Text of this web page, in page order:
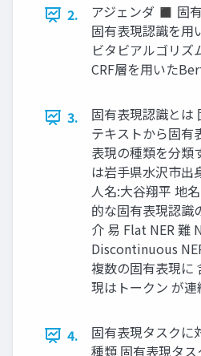
2.
アジェンダ ◼ 固
固有表現認識を
ビタビアルゴリ
CRF層を用いた
3.
固有表現認識とは
テキストから固有
表現の種類を分類
は岩手県水沢市出
人名:大谷翔平 地
的な固有表現認識
介 易 Flat NER 難
Discontinuous
複数の固有表現に
現はトークン が
4.
固有表現タスクに
種類 固有表現タ